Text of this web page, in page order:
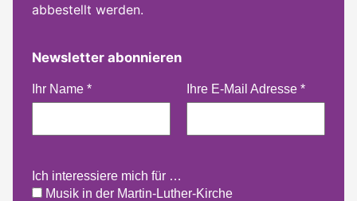
abbestellt werden.
Newsletter abonnieren
Ihr Name * Ihre E-Mail Adresse *
Ich interessiere mich für …
Musik in der Martin-Luther-Kirche